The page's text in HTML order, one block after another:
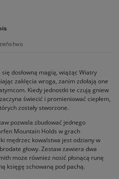
dosłowną magią, wiążąc Wiatry
zaklęcia wroga, zanim zdołają one
Kiedy jednostki te czują gniew
świecić i promieniować ciepłem,
zostały stworzone.
pozwala zbudować jednego
Mountain Holds w grach
mędrzec kowalstwa jest odziany w
głowy. Zestaw zawiera dwa
może również nosić płonącą runę
księgę schowaną pod pachą.